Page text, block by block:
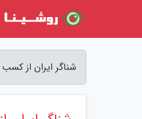
شناگر ایران از کسب